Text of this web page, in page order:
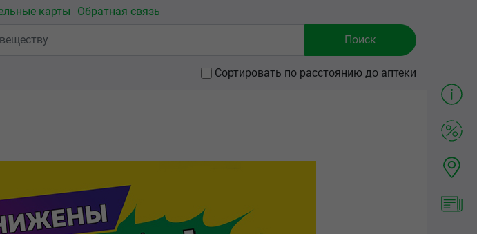
карты Обратная связь
Сортировать по расстоянию до аптеки